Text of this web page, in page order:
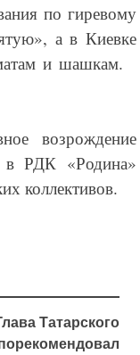
по гиревому
а в Киевке
и шашкам.
возрождение
в РДК «Родина»
коллективов.
Татарского